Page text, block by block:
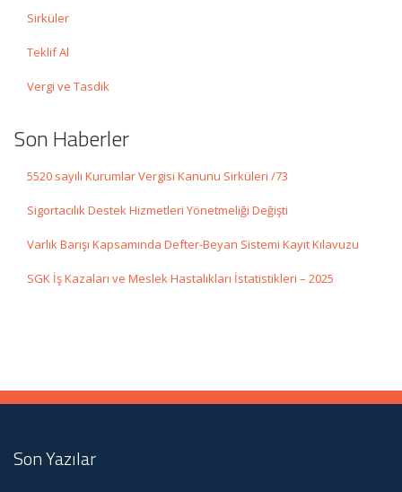
Sirküler
Teklif Al
Vergi ve Tasdik
Son Haberler
5520 sayılı Kurumlar Vergisi Kanunu Sirküleri /73
Sigortacılık Destek Hizmetleri Yönetmeliği Değişti
Varlık Barışı Kapsamında Defter-Beyan Sistemi Kayıt Kılavuzu
SGK İş Kazaları ve Meslek Hastalıkları İstatistikleri – 2025
Son Yazılar